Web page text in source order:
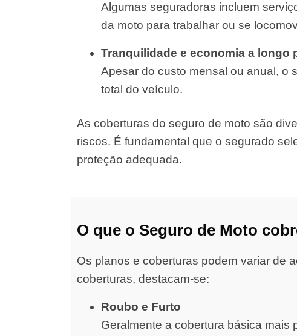
Algumas seguradoras incluem
da moto para trabalhar ou se
Tranquilidade e economia a longo
Apesar do custo mensal ou anual, o
total do veículo.
As coberturas do seguro de moto são
riscos. É fundamental que o segurado
proteção adequada.
O que o Seguro de Moto
Os planos e coberturas podem variar de
coberturas, destacam-se:
Roubo e Furto
Geralmente a cobertura básica